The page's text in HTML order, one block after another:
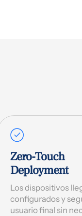
Zero-Touch
Deployment
Los dispositivos
configurados y
usuario final sin